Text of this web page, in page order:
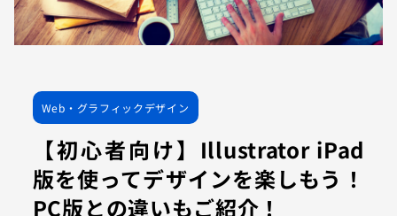
Web・グラフィックデザイン
【初心者向け】Illustrator iPad
版を使ってデザインを楽しもう！
PC版との違いもご紹介！